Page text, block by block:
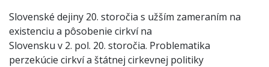
Slovenské dejiny 20. storočia s užším zameraním na
existenciu a pôsobenie cirkví na
Slovensku v 2. pol. 20. storočia. Problematika
perzekúcie cirkví a štátnej cirkevnej politiky